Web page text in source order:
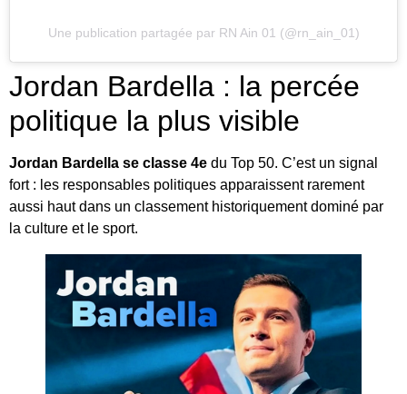
Une publication partagée par RN Ain 01 (@rn_ain_01)
Jordan Bardella : la percée
politique la plus visible
Jordan Bardella se classe 4e du Top 50. C’est un signal
fort : les responsables politiques apparaissent rarement
aussi haut dans un classement historiquement dominé par
la culture et le sport.